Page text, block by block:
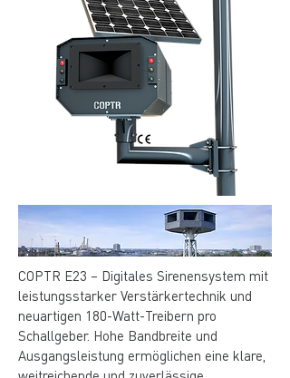
COPTR E23 – Digitales Sirenensystem mit
leistungsstarker Verstärkertechnik und
neuartigen 180-Watt-Treibern pro
Schallgeber. Hohe Bandbreite und
Ausgangsleistung ermöglichen eine klare,